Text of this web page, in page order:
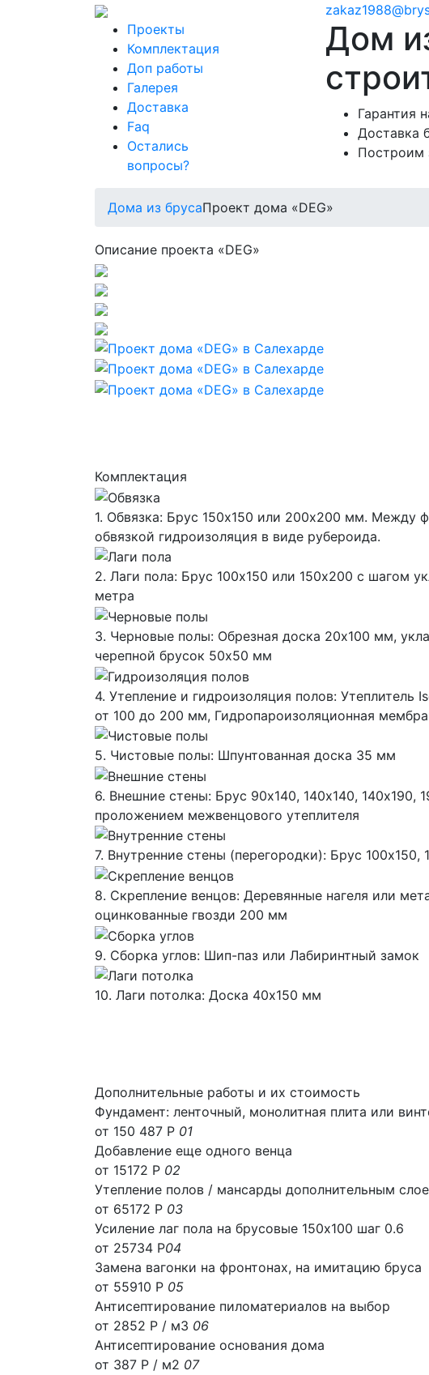
Проекты
Комплектация
Доп работы
Галерея
Доставка
Faq
Остались
вопросы?
Дом
Гарантия
Доставка
Построим
Дома из брусаПроект дома «DEG»
Описание проекта «DEG»
Комплектация
1. Обвязка: Брус 150х150 или 200х200 мм. Между
обвязкой гидроизоляция в виде рубероида.
2. Лаги пола: Брус 100х150 или 150х200 с шагом
метра
3. Черновые полы: Обрезная доска 20х100 мм,
черепной брусок 50х50 мм
4. Утепление и гидроизоляция полов: Утеплитель
от 100 до 200 мм, Гидропароизоляционная
5. Чистовые полы: Шпунтованная доска 35 мм
6. Внешние стены: Брус 90х140, 140х140, 140х190,
проложением межвенцового утеплителя
7. Внутренние стены (перегородки): Брус 100х150,
8. Скрепление венцов: Деревянные нагеля или
оцинкованные гвозди 200 мм
9. Сборка углов: Шип-паз или Лабиринтный замок
10. Лаги потолка: Доска 40х150 мм
Дополнительные работы и их стоимость
Фундамент: ленточный, монолитная плита или
от 150 487 Р 01
Добавление еще одного венца
от 15172 Р 02
Утепление полов / мансарды дополнительным
от 65172 Р 03
Усиление лаг пола на брусовые 150х100 шаг 0.6
от 25734 Р04
Замена вагонки на фронтонах, на имитацию бруса
от 55910 Р 05
Антисептирование пиломатериалов на выбор
от 2852 Р / м3 06
Антисептирование основания дома
от 387 Р / м2 07